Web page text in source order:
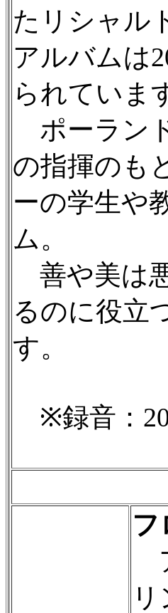
たリシャル
アルバムは
られていま
ポーラン
の指揮のも
ーの学生や
ム。
善や美は
るのに役立
す。
※録音：
フ